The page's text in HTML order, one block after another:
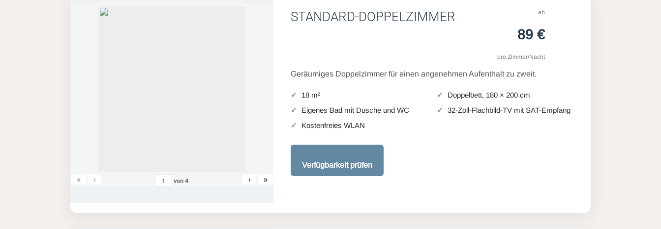
« ‹ von4 › »
STANDARD-DOPPELZIMMER ab
89 €
pro Zimmer/Nacht
Geräumiges Doppelzimmer für einen angenehmen Aufenthalt zu zweit.
18 m²
Doppelbett, 180 × 200 cm
Eigenes Bad mit Dusche und WC
32-Zoll-Flachbild-TV mit SAT-Empfang
Kostenfreies WLAN
Verfügbarkeit prüfen